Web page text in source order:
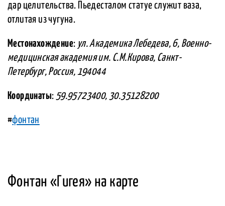
дар целительства. Пьедесталом статуе служит ваза,
отлитая из чугуна.
Местонахождение: ул. Академика Лебедева, 6, Военно-
медицинская академия им. С.М.Кирова, Санкт-
Петербург, Россия, 194044
Координаты: 59.95723400, 30.35128200
#фонтан
Фонтан «Гигея» на карте